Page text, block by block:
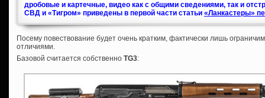
дробовые и картечные, видео как с общими сведениями, так и
СВД и «Тигром» приведены в первой части статьи «Ланкастеры»
Посему повествование будет очень кратким, фактически лишь
отличиями.
Базовой считается собственно TG3: